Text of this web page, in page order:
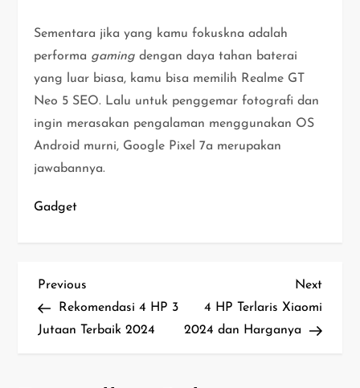
Sementara jika yang kamu fokuskna adalah
performa gaming dengan daya tahan baterai
yang luar biasa, kamu bisa memilih Realme GT
Neo 5 SEO. Lalu untuk penggemar fotografi dan
ingin merasakan pengalaman menggunakan OS
Android murni, Google Pixel 7a merupakan
jawabannya.
Gadget
N
a
Previous
Post
Previous
Rekomendasi 4 HP 3
Jutaan Terbaik 2024
Next
Post
Next
4 HP Terlaris Xiaomi
2024 dan Harganya